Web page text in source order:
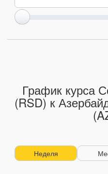
График курса
(RSD) к
Неделя